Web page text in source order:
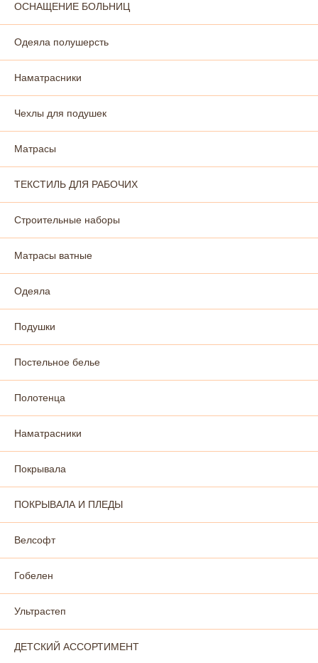
ОСНАЩЕНИЕ БОЛЬНИЦ
Одеяла полушерсть
Наматрасники
Чехлы для подушек
Матрасы
ТЕКСТИЛЬ ДЛЯ РАБОЧИХ
Строительные наборы
Матрасы ватные
Одеяла
Подушки
Постельное белье
Полотенца
Наматрасники
Покрывала
ПОКРЫВАЛА И ПЛЕДЫ
Велсофт
Гобелен
Ультрастеп
ДЕТСКИЙ АССОРТИМЕНТ